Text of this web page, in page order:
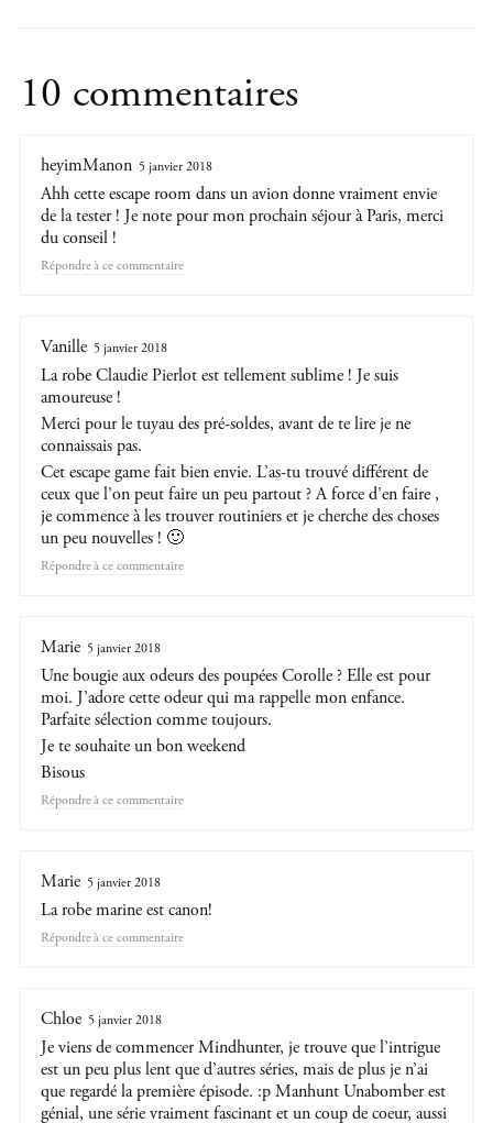
10 commentaires
heyimManon 5 janvier 2018
Ahh cette escape room dans un avion donne vraiment envie
de la tester ! Je note pour mon prochain séjour à Paris, merci
du conseil !
Répondre
Vanille 5 janvier 2018
La robe Claudie Pierlot est tellement sublime ! Je suis
amoureuse !
Merci pour le tuyau des pré-soldes, avant de te lire je ne
connaissais pas.
Cet escape game fait bien envie. L’as-tu trouvé différent de
ceux que l’on peut faire un peu partout ? A force d’en faire ,
je commence à les trouver routiniers et je cherche des choses
un peu nouvelles ! 🙂
Répondre
Marie 5 janvier 2018
Une bougie aux odeurs des poupées Corolle ? Elle est pour
moi. J’adore cette odeur qui ma rappelle mon enfance.
Parfaite sélection comme toujours.
Je te souhaite un bon weekend
Bisous
Répondre
Marie 5 janvier 2018
La robe marine est canon!
Répondre
Chloe 5 janvier 2018
Je viens de commencer Mindhunter, je trouve que l’intrigue
est un peu plus lent que d’autres séries, mais de plus je n’ai
que regardé la première épisode. :p Manhunt Unabomber est
génial, une série vraiment fascinant et un coup de coeur, aussi